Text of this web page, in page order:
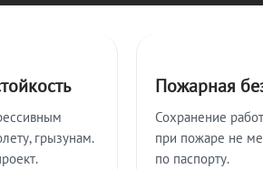
грызунам.
Пожарная
Сохранение
при пожаре не
по паспорту.